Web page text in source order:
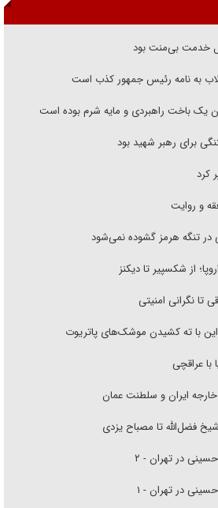
خدمت بی‌منت بود
به نامه رئیس جمهور کذب است
یک باخت راهبردی و مایه شرم بوده است
برای رهبر شهید بود
کرد
و روایت
تنگه هرمز گشوده نمی‌شود
از شکسپیر تا دیکنز
تا نگرانی امنیتی
با ته کشیدن موشک‌های پاتریوت
با عراقچی
ایران و سلطنت عمان
فضل‌الله تا مصباح یزدی
در تهران - ۲
در تهران - ۱